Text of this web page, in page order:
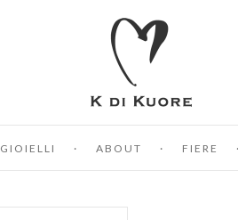
GIOIELLI ABOUT FIERE